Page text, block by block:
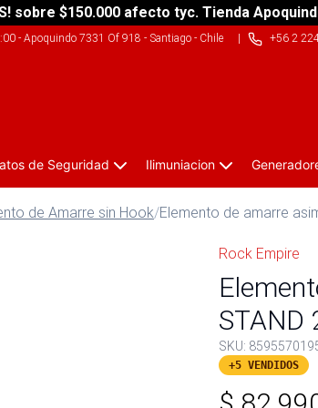
sobre $150.000 afecto tyc. Tienda
- Apoquindo 7331 Of 918 - Santiago - Chile| +56 2
de Seguridad Ilimuniacion
de Amarre sin Hook/Elemento de amarre
Rock Empire
STAND
SKU:
+5 VENDIDOS